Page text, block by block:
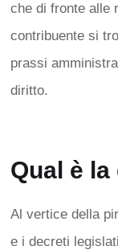
che di fronte alle
contribuente si
prassi
diritto.
Qual è
Al vertice della
e i decreti